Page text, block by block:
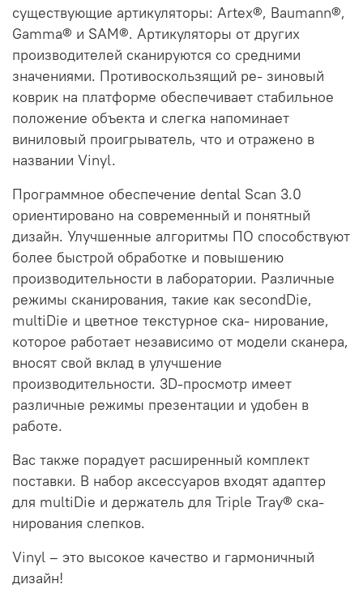
существующие артикуляторы: Artex®, Baumann®,
Gamma® и SAM®. Артикуляторы от других
производителей сканируются со средними
значениями. Противоскользящий ре- зиновый
коврик на платформе обеспечивает стабильное
положение объекта и слегка напоминает
виниловый проигрыватель, что и отражено в
названии Vinyl.
Программное обеспечение dental Scan 3.0
ориентировано на современный и понятный
дизайн. Улучшенные алгоритмы ПО способствуют
более быстрой обработке и повышению
производительности в лаборатории. Различные
режимы сканирования, такие как secondDie,
multiDie и цветное текстурное ска- нирование,
которое работает независимо от модели сканера,
вносят свой вклад в улучшение
производительности. 3D-просмотр имеет
различные режимы презентации и удобен в
работе.
Вас также порадует расширенный комплект
поставки. В набор аксессуаров входят адаптер
для multiDie и держатель для Triple Tray® ска-
нирования слепков.
Vinyl – это высокое качество и гармоничный
дизайн!